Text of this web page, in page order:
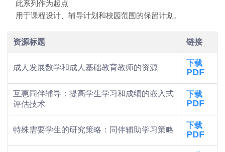
此系列作为起点
用于课程设计、辅导计划和校园范围的保留计划。
资源标题 链接
成人发展数学和成人基础教育教师的资源
下载
PDF
互惠同伴辅导：提高学生学习和成绩的嵌入式
评估技术
下载
PDF
特殊需要学生的研究策略：同伴辅助学习策略
下载
PDF